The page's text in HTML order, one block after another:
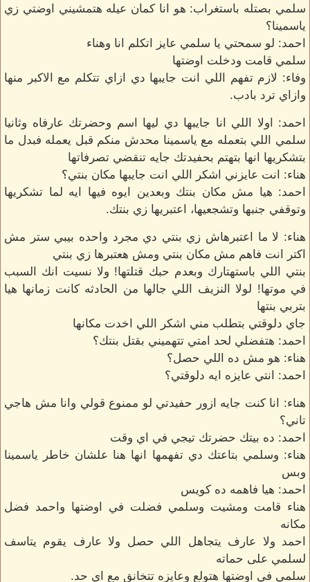
سلمي بصتله باستغراب: هو انا كمان عيله هتمشيني اوضتي زي
ياسمينا؟
احمد: لو سمحتي يا سلمي عايز اتكلم انا وهناء
سلمي قامت ودخلت اوضتها
وفاء: لازم تفهم اللي انت جايبها دي ازاي تتكلم مع الاكبر منها
وازاي ترد بادب.
احمد: اولا اللي انا جايبها دي ليها اسم وحضرتك عارفاه وثانيا
سلمي اللي بتعمله مع ياسمينا محدش منكم قبل يعمله فبدل ما
بتشكريها انها بتهتم بحفيدتك جايه تنقضي تصرفاتها
هناء: انت عايزني اشكر اللي انت جايبها مكان بنتي؟
احمد: هيا مش مكان بنتك وبعدين ايوه فيها ايه لما تشكريها
وتوقفي جنبها وتشجعيها، اعتبريها زي بنتك.
هناء: لا ما اعتبرهاش زي بنتي دي مجرد واحده بيبي ستر مش
اكتر انت فاهم مش مكان بنتي ومش هعتبرها زي بنتي
بنتي اللي باستهتارك وبعدم حبك قتلتها! ولا نسيت انك السبب
في موتها! لولا النزيف اللي جالها من الحادثه كانت زمانها هيا
بتربي بنتها
جاي دلوقتي بتطلب مني اشكر اللي اخدت مكانها
احمد: هتفضلي لحد امتي تتهميني بقتل بنتك؟
هناء: هو مش ده اللي حصل؟
احمد: انتي عايزه ايه دلوقتي؟
هناء: انا كنت جايه ازور حفيدتي لو ممنوع قولي وانا مش هاجي
تاني؟
احمد: ده بيتك حضرتك تيجي في اي وقت
هناء: وسلمي بتاعتك دي تفهمها انها هنا علشان خاطر ياسمينا
وبس
احمد: هيا فاهمه ده كويس
هناء قامت ومشيت وسلمي فضلت في اوضتها واحمد فضل
مكانه
احمد ولا عارف يتجاهل اللي حصل ولا عارف يقوم يتاسف
لسلمي على حماته
سلمي في اوضتها هتولع وعايزه تتخانق مع اي حد.